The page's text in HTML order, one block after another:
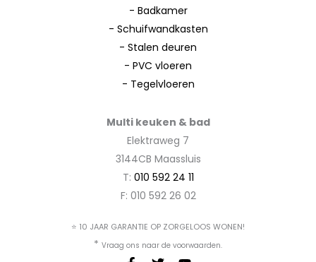
- Badkamer
- Schuifwandkasten
- Stalen deuren
- PVC vloeren
- Tegelvloeren
Multi keuken & bad
Elektraweg 7
3144CB Maassluis
T: 010 592 24 11
F: 010 592 26 02
⭐ 10 JAAR GARANTIE OP ZORGELOOS WONEN!
* Vraag ons naar de voorwaarden.